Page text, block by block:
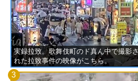
実録拉致。歌舞伎町のド真ん中で撮影さ
れた拉致事件の映像がこちら。